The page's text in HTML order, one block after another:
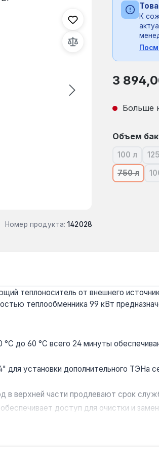
Номер продукта: 142028
К
Обычная
3
Больше
Выберите
Объем
100 л
(В
750 л
(В
теплоноситель от внешнего
теплообменника 99 кВт
°C до 60 °C всего 24 минуты
установки дополнительного ТЭНа
в верхней части продлевают срок
доступ для очистки и
Гарантия 5 лет, доставка по